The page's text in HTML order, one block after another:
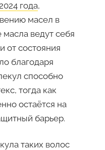
года,
масел в
масла ведут себя
от состояния
благодаря
способно
тогда как
остаётся на
барьер.
таких волос